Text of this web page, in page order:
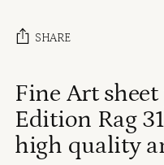
SHARE
Adding
product
to
your
cart
Fine Art
Edition Rag
high quality